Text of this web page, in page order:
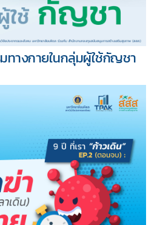
ทางกายในกลุ่มผู้ใช้กัญชา